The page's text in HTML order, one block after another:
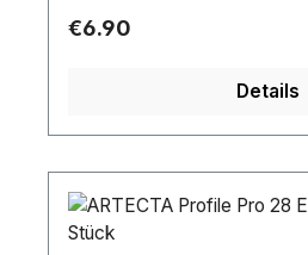
Regular price:
€6.90
Details